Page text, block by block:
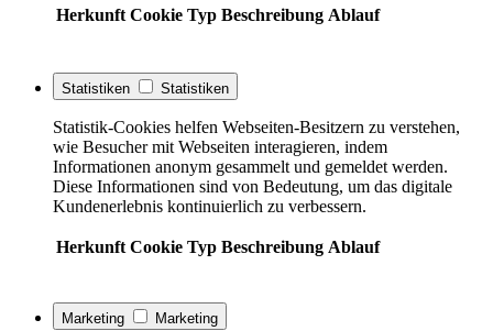
Herkunft Cookie Typ Beschreibung Ablauf
Statistiken Statistiken
Statistik-Cookies helfen Webseiten-Besitzern zu verstehen,
wie Besucher mit Webseiten interagieren, indem
Informationen anonym gesammelt und gemeldet werden.
Diese Informationen sind von Bedeutung, um das digitale
Kundenerlebnis kontinuierlich zu verbessern.
Herkunft Cookie Typ Beschreibung Ablauf
Marketing Marketing